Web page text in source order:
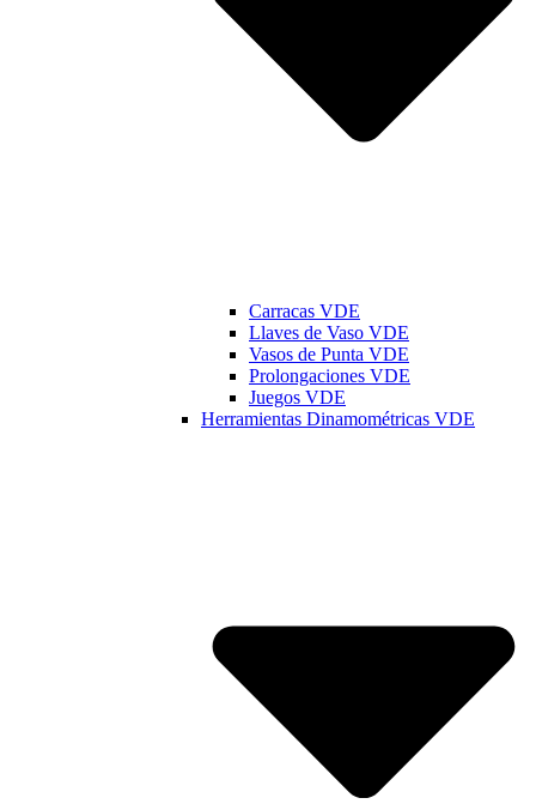
Carracas VDE
Llaves de Vaso VDE
Vasos de Punta VDE
Prolongaciones VDE
Juegos VDE
Herramientas Dinamométricas VDE